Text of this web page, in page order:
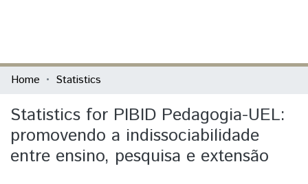
Communities & Collections
All of DSpace
Home Statistics
Statistics for PIBID Pedagogia-UEL:
promovendo a indissociabilidade
entre ensino, pesquisa e extensão